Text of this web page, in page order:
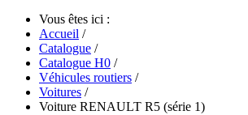
Vous êtes ici :
Accueil /
Catalogue /
Catalogue H0 /
Véhicules routiers /
Voitures /
Voiture RENAULT R5 (série 1)